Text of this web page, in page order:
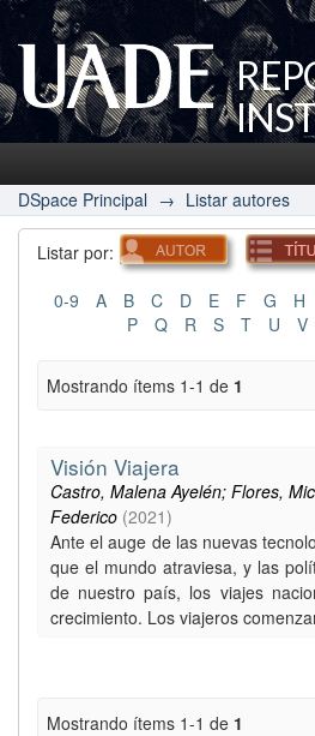
UADE
DSpace Principal → Listar autores
Listar por:
0-9 A B C D E F G H
P
Q R S T U V
Mostrando ítems 1-1 de 1
Visión Viajera
Castro, Malena Ayelén; Flores,
Federico (2021)
Ante el auge de las nuevas
que el mundo atraviesa, y las
de nuestro país, los viajes
crecimiento. Los viajeros
Mostrando ítems 1-1 de 1